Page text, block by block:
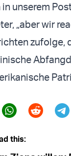
unserem
„aber wir
zufolge,
(X)
this: